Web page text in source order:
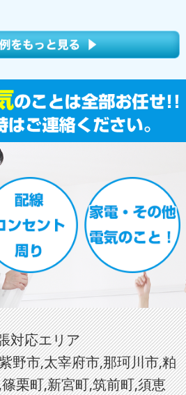
対応エリア
野市,太宰府市,那珂川市,粕
栗町,新宮町,筑前町,須恵